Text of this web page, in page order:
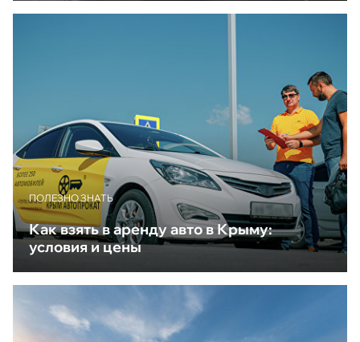
ПОЛЕЗНО ЗНАТЬ
Как взять в аренду авто в Крыму:
условия и цены